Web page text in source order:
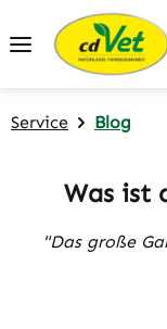
Zum Hauptinhalt
Service Blog
Was ist
"Das große